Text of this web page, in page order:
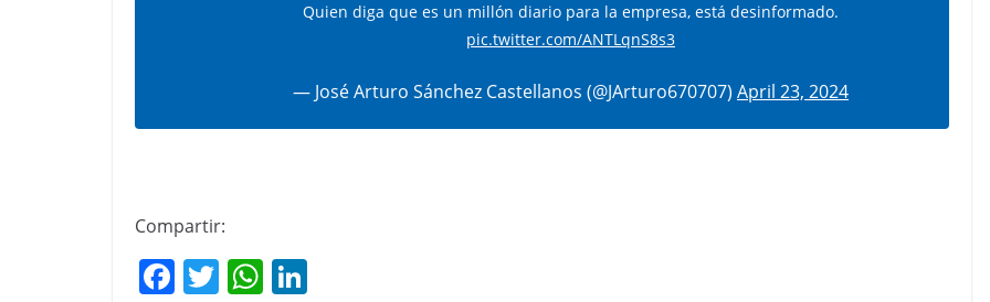
Quien diga que es un millón diario para la empresa, está desinformado.
pic.twitter.com/ANTLqnS8s3
— José Arturo Sánchez Castellanos (@JArturo670707) April 23, 2024
Compartir:
F T W